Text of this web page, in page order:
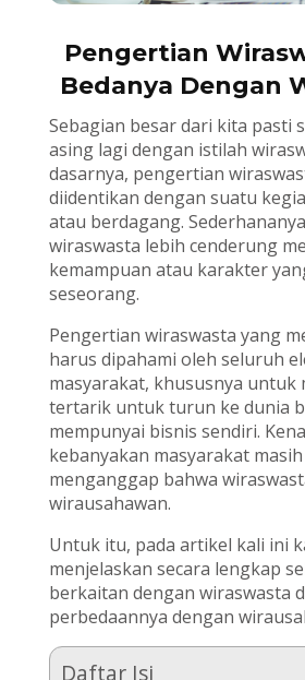
Pengertian
Bedanya Dengan
Sebagian besar dari kita pasti
asing lagi dengan istilah
dasarnya, pengertian
diidentikan dengan suatu
atau berdagang.
wiraswasta lebih cenderung
kemampuan atau karakter
seseorang.
Pengertian wiraswasta yang
harus dipahami oleh seluruh
masyarakat, khususnya untuk
tertarik untuk turun ke dunia
mempunyai bisnis sendiri.
kebanyakan masyarakat
menganggap bahwa
wirausahawan.
Untuk itu, pada artikel kali ini
menjelaskan secara lengkap
berkaitan dengan wiraswasta
perbedaannya dengan
Daftar Isi